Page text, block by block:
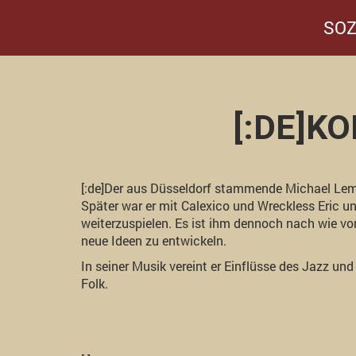
[:de]Der aus Düsseldorf stammende Michael
Später war er mit Calexico und Wreckless Eric
weiterzuspielen. Es ist ihm dennoch nach wie
neue Ideen zu entwickeln.
In seiner Musik vereint er Einflüsse des Jazz
Folk.